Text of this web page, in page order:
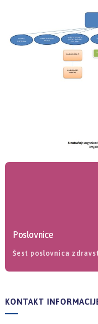
Poslovnice
Šest poslovnica
KONTAKT